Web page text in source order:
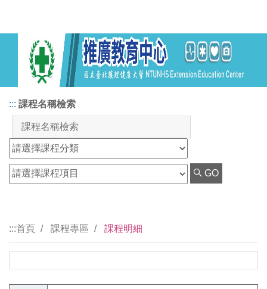
::: 課程名稱檢索
GO
:::首頁 課程專區 課程明細